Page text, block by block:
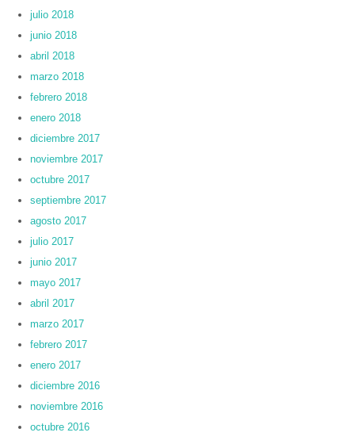
julio 2018
junio 2018
abril 2018
marzo 2018
febrero 2018
enero 2018
diciembre 2017
noviembre 2017
octubre 2017
septiembre 2017
agosto 2017
julio 2017
junio 2017
mayo 2017
abril 2017
marzo 2017
febrero 2017
enero 2017
diciembre 2016
noviembre 2016
octubre 2016